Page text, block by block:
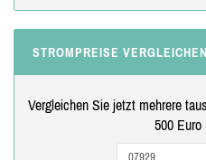
STROMPREISE VERGLEICHEN
Vergleichen Sie jetzt mehrere
500 Euro